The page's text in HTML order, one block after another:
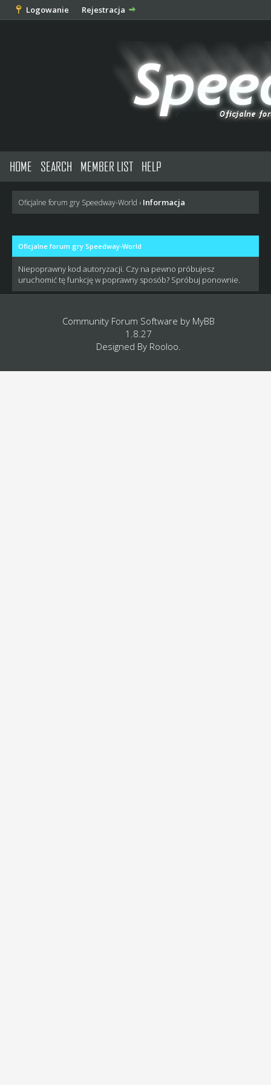
Logowanie Rejestracja
HOME SEARCH MEMBER LIST HELP
Oficjalne forum gry Speedway-World › Informacja
Oficjalne forum gry Speedway-World
Niepoprawny kod autoryzacji. Czy na pewno próbujesz
uruchomić tę funkcję w poprawny sposób? Spróbuj ponownie.
Community Forum Software by MyBB
1.8.27
Designed By Rooloo.